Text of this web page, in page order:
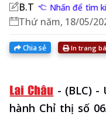
B.T Nhấn để tìm
Thứ năm, 18/05/
Chia sẻ In trang
- (BLC) -
hành Chỉ thị số